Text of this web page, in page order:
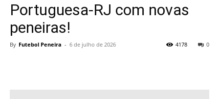
Portuguesa-RJ com novas
peneiras!
By Futebol Peneira - 6 de julho de 2026 0
4178